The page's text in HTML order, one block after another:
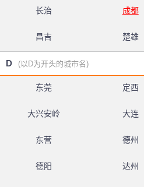
长治 成都
昌吉 楚雄
D (以D为开头的城市名)
东莞 定西
大兴安岭 大连
东营 德州
德阳 达州